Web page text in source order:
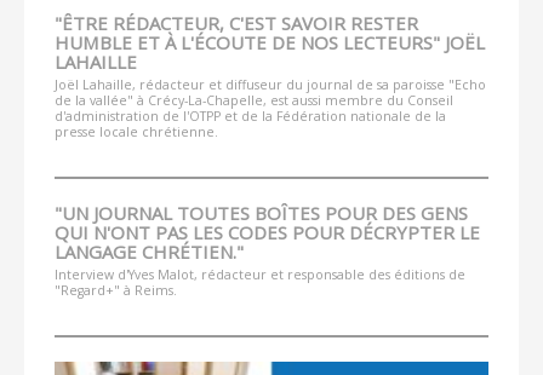
"ÊTRE RÉDACTEUR, C'EST SAVOIR RESTER
HUMBLE ET À L'ÉCOUTE DE NOS LECTEURS" JOËL
LAHAILLE
Joël Lahaille, rédacteur et diffuseur du journal de sa paroisse "Echo
de la vallée" à Crécy-La-Chapelle, est aussi membre du Conseil
d'administration de l'OTPP et de la Fédération nationale de la
presse locale chrétienne.
"UN JOURNAL TOUTES BOÎTES POUR DES GENS
QUI N'ONT PAS LES CODES POUR DÉCRYPTER LE
LANGAGE CHRÉTIEN."
Interview d'Yves Malot, rédacteur et responsable des éditions de
"Regard+" à Reims.